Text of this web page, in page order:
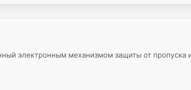
электронным механизмом защиты от пропуска